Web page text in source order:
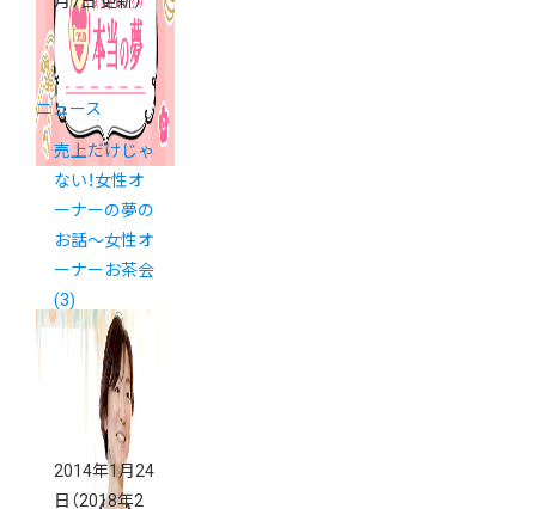
ニュース
売上だけじゃ
ない！女性オ
ーナーの夢の
お話～女性オ
ーナーお茶会
(3)
2014年1月24
日 （2018年2